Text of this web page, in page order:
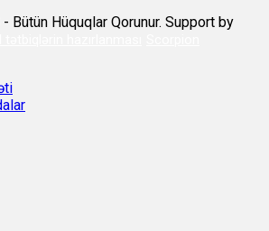
Bütün Hüquqlar Qorunur. Support by